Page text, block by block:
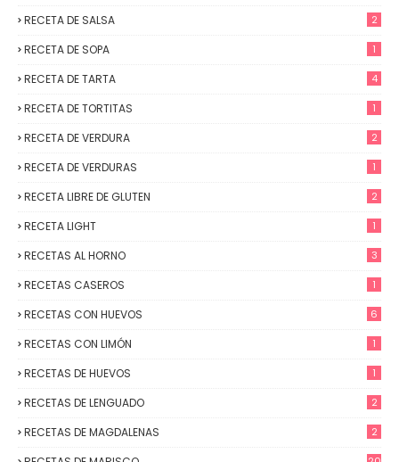
RECETA DE SALSA 2
RECETA DE SOPA 1
RECETA DE TARTA 4
RECETA DE TORTITAS 1
RECETA DE VERDURA 2
RECETA DE VERDURAS 1
RECETA LIBRE DE GLUTEN 2
RECETA LIGHT 1
RECETAS AL HORNO 3
RECETAS CASEROS 1
RECETAS CON HUEVOS 6
RECETAS CON LIMÓN 1
RECETAS DE HUEVOS 1
RECETAS DE LENGUADO 2
RECETAS DE MAGDALENAS 2